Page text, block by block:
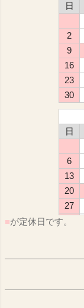
日
2
9
16
23
30
日
6
13
20
27
■が定休日です。